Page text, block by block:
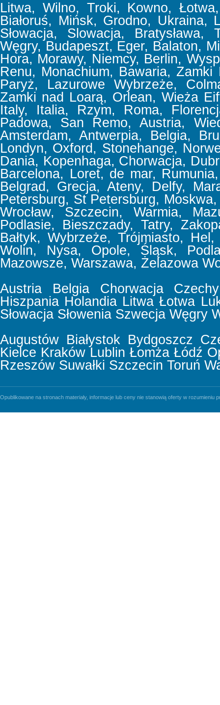
Litwa, Wilno, Troki, Kowno,
Białoruś, Mińsk, Grodno, Ukraina,
Słowacja, Slowacja, Bratysława,
Węgry, Budapeszt, Eger, Balaton,
Hora, Morawy, Niemcy, Berlin,
Renu, Monachium, Bawaria,
Paryż, Lazurowe Wybrzeże,
Zamki nad Loarą, Orlean, Wieża
Italy, Italia, Rzym, Roma,
Padowa, San Remo, Austria,
Amsterdam, Antwerpia, Belgia,
Londyn, Oxford, Stonehange,
Dania, Kopenhaga, Chorwacja,
Barcelona, Loret, de mar,
Belgrad, Grecja, Ateny, Delfy,
Petersburg, St Petersburg,
Wrocław, Szczecin, Warmia,
Podlasie, Bieszczady, Tatry,
Bałtyk, Wybrzeże, Trójmiasto,
Wolin, Nysa, Opole, Śląsk,
Mazowsze, Warszawa, Żelazowa
Austria
Belgia Chorwacja
Czechy
Hiszpania Holandia Litwa Łotwa
Słowacja Słowenia Szwecja Węgry
Augustów Białystok Bydgoszcz
Kielce Kraków Lublin Łomża Łódź
Rzeszów Suwałki Szczecin Toruń
Opublikowane na stronach materiały, informacje lub ceny nie stanowią oferty w rozumieniu